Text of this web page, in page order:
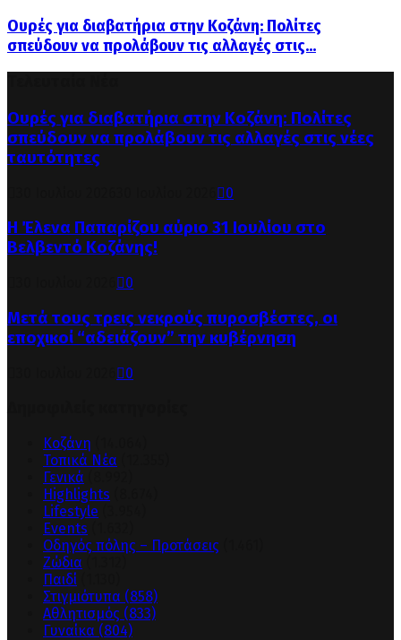
Ουρές για διαβατήρια στην Κοζάνη: Πολίτες
σπεύδουν να προλάβουν τις αλλαγές στις...
Ουρές για διαβατήρια στην Κοζάνη: Πολίτες
σπεύδουν να προλάβουν τις αλλαγές στις νέες
ταυτότητες
0
Η Έλενα Παπαρίζου αύριο 31 Ιουλίου στο
Βελβεντό Κοζάνης!
0
Μετά τους τρεις νεκρούς πυροσβέστες, οι
εποχικοί “αδειάζουν” την κυβέρνηση
0
Κοζάνη
Τοπικά Νέα
Γενικά
Highlights
Lifestyle
Events
Οδηγός πόλης – Προτάσεις
Ζώδια
Παιδί
Στιγμιότυπα (858)
Αθλητισμός (833)
Γυναίκα (804)